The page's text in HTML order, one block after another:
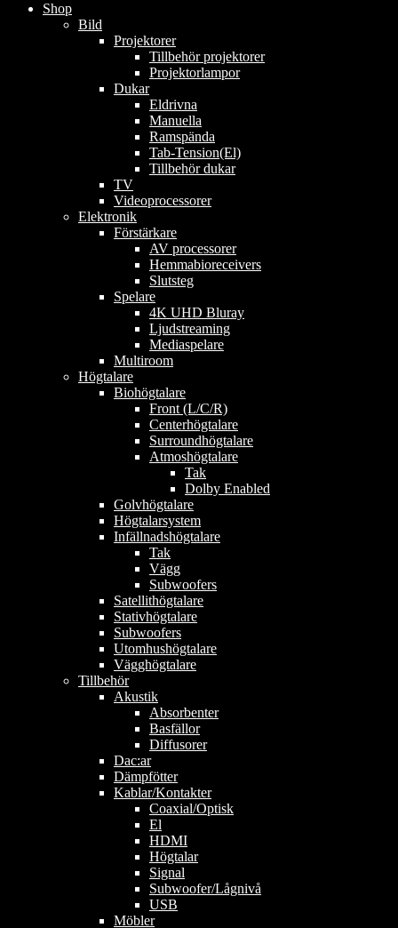
Shop
Bild
Projektorer
Tillbehör projektorer
Projektorlampor
Dukar
Eldrivna
Manuella
Ramspända
Tab-Tension(El)
Tillbehör dukar
TV
Videoprocessorer
Elektronik
Förstärkare
AV processorer
Hemmabioreceivers
Slutsteg
Spelare
4K UHD Bluray
Ljudstreaming
Mediaspelare
Multiroom
Högtalare
Biohögtalare
Front (L/C/R)
Centerhögtalare
Surroundhögtalare
Atmoshögtalare
Tak
Dolby Enabled
Golvhögtalare
Högtalarsystem
Infällnadshögtalare
Tak
Vägg
Subwoofers
Satellithögtalare
Stativhögtalare
Subwoofers
Utomhushögtalare
Vägghögtalare
Tillbehör
Akustik
Absorbenter
Basfällor
Diffusorer
Dac:ar
Dämpfötter
Kablar/Kontakter
Coaxial/Optisk
El
HDMI
Högtalar
Signal
Subwoofer/Lågnivå
USB
Möbler